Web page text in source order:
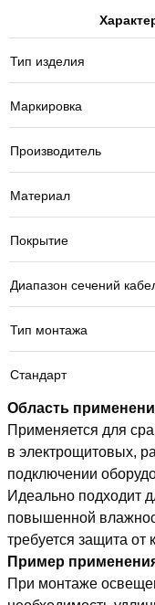
Тип изделия
Маркировка
Производитель
Материал
Покрытие
Диапазон сечений
Тип монтажа
Стандарт
Область
Применяется для
в электрощитовых,
подключении
Идеально подходит
повышенной
требуется защита от
Пример
При монтаже